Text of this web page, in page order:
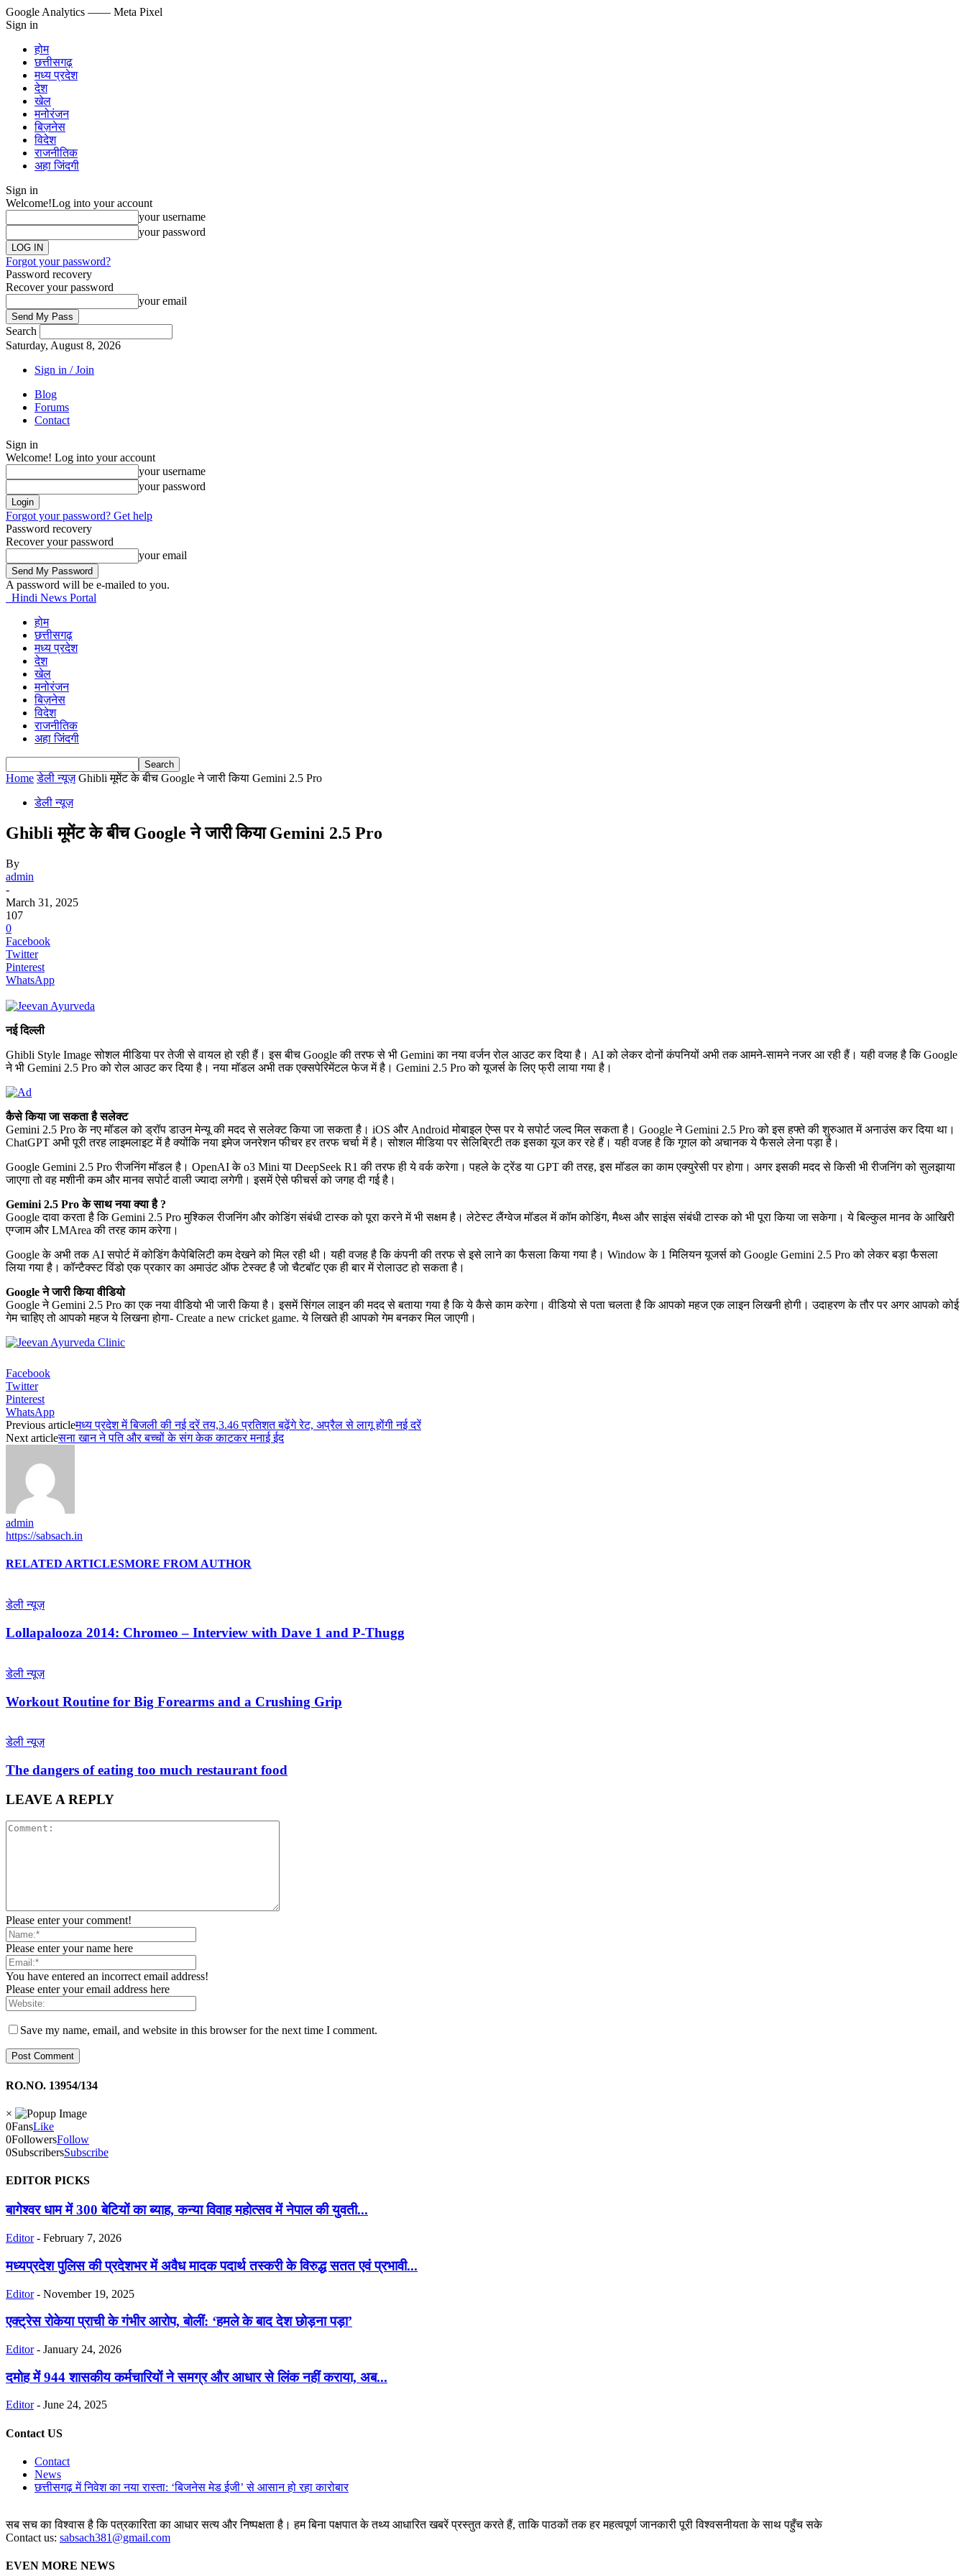
Google Analytics —— Meta Pixel
Sign in
होम
छत्तीसगढ़
मध्य प्रदेश
देश
खेल
मनोरंजन
बिज़नेस
विदेश
राजनीतिक
अहा जिंदगी
Sign in
Welcome!Log into your account
your username
your password
Forgot your password?
Password recovery
Recover your password
your email
Search
Saturday, August 8, 2026
Sign in / Join
Blog
Forums
Contact
Sign in
Welcome! Log into your account
your username
your password
Forgot your password? Get help
Password recovery
Recover your password
your email
A password will be e-mailed to you.
Hindi News Portal
होम
छत्तीसगढ़
मध्य प्रदेश
देश
खेल
मनोरंजन
बिज़नेस
विदेश
राजनीतिक
अहा जिंदगी
Home डेली न्यूज़ Ghibli मूमेंट के बीच Google ने जारी किया Gemini 2.5 Pro
डेली न्यूज़
Ghibli मूमेंट के बीच Google ने जारी किया Gemini 2.5 Pro
By
admin
-
March 31, 2025
107
0
Facebook
Twitter
Pinterest
WhatsApp
नई दिल्ली
Ghibli Style Image सोशल मीडिया पर तेजी से वायल हो रही हैं। इस बीच Google की तरफ से भी Gemini का नया वर्जन रोल आउट कर दिया है। AI को लेकर दोनों कंपनियों अभी तक आमने-सामने नजर आ रही हैं। यही वजह है कि Google
ने भी Gemini 2.5 Pro को रोल आउट कर दिया है। नया मॉडल अभी तक एक्सपेरिमेंटल फेज में है। Gemini 2.5 Pro को यूजर्स के लिए फ्री लाया गया है।
कैसे किया जा सकता है सलेक्ट
Gemini 2.5 Pro के नए मॉडल को ड्रॉप डाउन मेन्यू की मदद से सलेक्ट किया जा सकता है। iOS और Android मोबाइल ऐप्स पर ये सपोर्ट जल्द मिल सकता है। Google ने Gemini 2.5 Pro को इस हफ्ते की शुरुआत में अनाउंस कर दिया था।
ChatGPT अभी पूरी तरह लाइमलाइट में है क्योंकि नया इमेज जनरेशन फीचर हर तरफ चर्चा में है। सोशल मीडिया पर सेलिब्रिटी तक इसका यूज कर रहे हैं। यही वजह है कि गूगल को अचानक ये फैसले लेना पड़ा है।
Google Gemini 2.5 Pro रीजनिंग मॉडल है। OpenAI के o3 Mini या DeepSeek R1 की तरफ ही ये वर्क करेगा। पहले के ट्रेंड या GPT की तरह, इस मॉडल का काम एक्युरेसी पर होगा। अगर इसकी मदद से किसी भी रीजनिंग को सुलझाया
जाएगा तो वह मशीनी कम और मानव सपोर्ट वाली ज्यादा लगेगी। इसमें ऐसे फीचर्स को जगह दी गई है।
Gemini 2.5 Pro के साथ नया क्या है ?
Google दावा करता है कि Gemini 2.5 Pro मुश्किल रीजनिंग और कोडिंग संबंधी टास्क को पूरा करने में भी सक्षम है। लेटेस्ट लैंग्वेज मॉडल में कॉम कोडिंग, मैथ्स और साइंस संबंधी टास्क को भी पूरा किया जा सकेगा। ये बिल्कुल मानव के आखिरी
एग्जाम और LMArea की तरह काम करेगा।
Google के अभी तक AI सपोर्ट में कोडिंग कैपेबिलिटी कम देखने को मिल रही थी। यही वजह है कि कंपनी की तरफ से इसे लाने का फैसला किया गया है। Window के 1 मिलियन यूजर्स को Google Gemini 2.5 Pro को लेकर बड़ा फैसला
लिया गया है। कॉन्टैक्स्ट विंडो एक प्रकार का अमाउंट ऑफ टेस्क्ट है जो चैटबॉट एक ही बार में रोलाउट हो सकता है।
Google ने जारी किया वीडियो
Google ने Gemini 2.5 Pro का एक नया वीडियो भी जारी किया है। इसमें सिंगल लाइन की मदद से बताया गया है कि ये कैसे काम करेगा। वीडियो से पता चलता है कि आपको महज एक लाइन लिखनी होगी। उदाहरण के तौर पर अगर आपको कोई
गेम चाहिए तो आपको महज ये लिखना होगा- Create a new cricket game. ये लिखते ही आपको गेम बनकर मिल जाएगी।
Facebook
Twitter
Pinterest
WhatsApp
Previous articleमध्य प्रदेश में बिजली की नई दरें तय,3.46 प्रतिशत बढ़ेंगे रेट, अप्रैल से लागू होंगी नई दरें
Next articleसना खान ने पति और बच्चों के संग केक काटकर मनाई ईद
admin
https://sabsach.in
RELATED ARTICLESMORE FROM AUTHOR
डेली न्यूज़
Lollapalooza 2014: Chromeo – Interview with Dave 1 and P-Thugg
डेली न्यूज़
Workout Routine for Big Forearms and a Crushing Grip
डेली न्यूज़
The dangers of eating too much restaurant food
LEAVE A REPLY
Please enter your comment!
Please enter your name here
You have entered an incorrect email address!
Please enter your email address here
Save my name, email, and website in this browser for the next time I comment.
RO.NO. 13954/134
×
0FansLike
0FollowersFollow
0SubscribersSubscribe
EDITOR PICKS
बागेश्वर धाम में 300 बेटियों का ब्याह, कन्या विवाह महोत्सव में नेपाल की युवती...
Editor - February 7, 2026
मध्यप्रदेश पुलिस की प्रदेशभर में अवैध मादक पदार्थ तस्करी के विरुद्ध सतत एवं प्रभावी...
Editor - November 19, 2025
एक्ट्रेस रोकेया प्राची के गंभीर आरोप, बोलीं: ‘हमले के बाद देश छोड़ना पड़ा’
Editor - January 24, 2026
दमोह में 944 शासकीय कर्मचारियों ने समग्र और आधार से लिंक नहीं कराया, अब...
Editor - June 24, 2025
Contact US
Contact
News
छत्तीसगढ़ में निवेश का नया रास्ता: ‘बिजनेस मेड ईजी’ से आसान हो रहा कारोबार
सब सच का विश्वास है कि पत्रकारिता का आधार सत्य और निष्पक्षता है। हम बिना पक्षपात के तथ्य आधारित खबरें प्रस्तुत करते हैं, ताकि पाठकों तक हर महत्वपूर्ण जानकारी पूरी विश्वसनीयता के साथ पहुँच सके
Contact us: sabsach381@gmail.com
EVEN MORE NEWS